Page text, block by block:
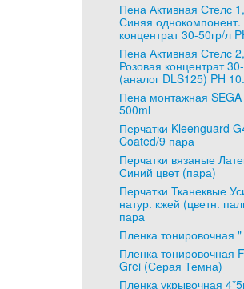
Пена Активная Стелс
Синяя однокомпонент.
концентрат 30-50гр/л
Пена Активная Стелс
Розовая концентрат
(аналог DLS125) PH
Пена монтажная
500ml
Перчатки Kleenguard
Coated/9 пара
Перчатки вязаные
Синий цвет (пара)
Перчатки Тканеквые
натур. кжей (цветн.
пара
Пленка тонировочная
Пленка тонировочная
Grei (Серая Темна)
Пленка укрывочная